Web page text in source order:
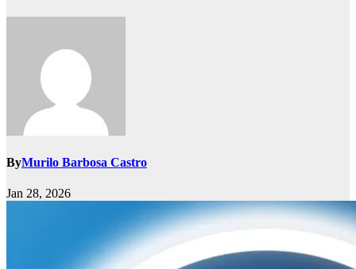
ByMurilo Barbosa Castro
Jan 28, 2026